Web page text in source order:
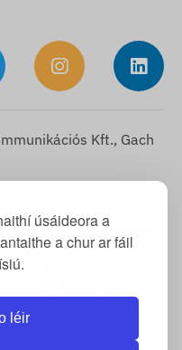
úsáideora a
a chur ar fáil
léir
Kft., Gach
Impressum-Barántas agus
-Eolas seachadta-
-Faisnéis maidir le